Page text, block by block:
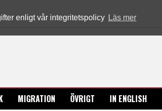
enligt vår integritetspolicy Läs mer
MIGRATION ÖVRIGT IN ENGLISH